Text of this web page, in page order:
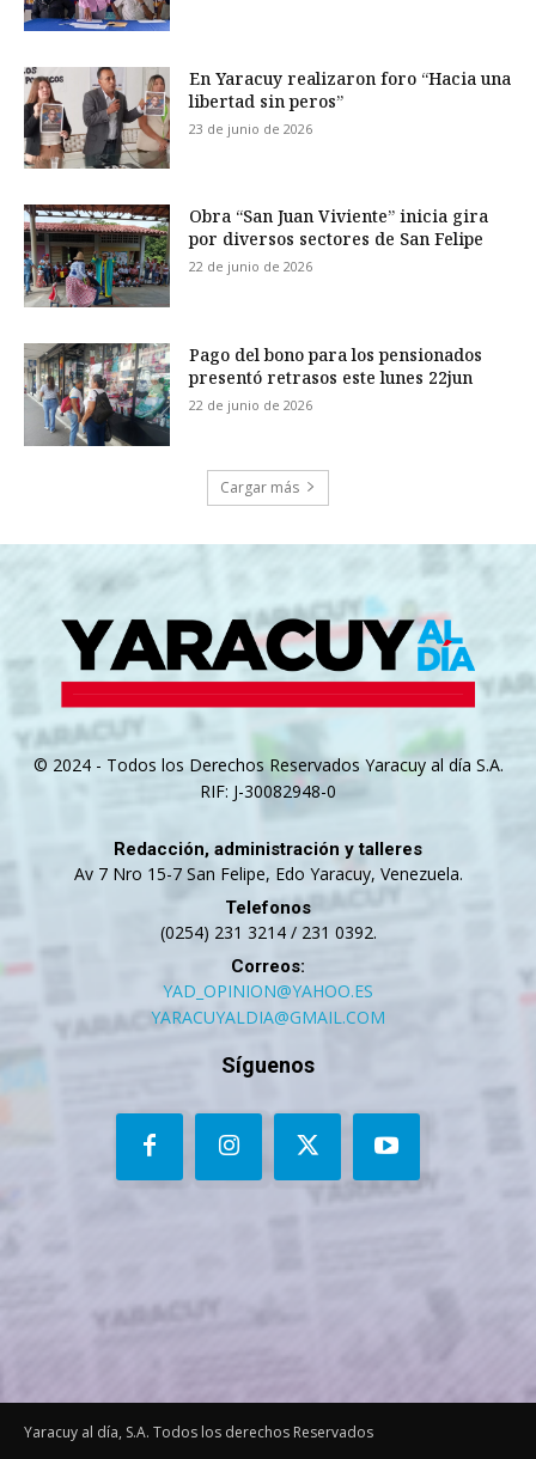
En Yaracuy realizaron foro “Hacia una
libertad sin peros”
23 de junio de 2026
Obra “San Juan Viviente” inicia gira
por diversos sectores de San Felipe
22 de junio de 2026
Pago del bono para los pensionados
presentó retrasos este lunes 22jun
22 de junio de 2026
Cargar más
© 2024 - Todos los Derechos Reservados Yaracuy al día S.A.
RIF: J-30082948-0
Redacción, administración y talleres
Av 7 Nro 15-7 San Felipe, Edo Yaracuy, Venezuela.
Telefonos
(0254) 231 3214 / 231 0392.
Correos:
YAD_OPINION@YAHOO.ES
YARACUYALDIA@GMAIL.COM
Síguenos
Yaracuy al día, S.A. Todos los derechos Reservados